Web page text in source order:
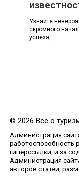
Узнайте
скромного
успеха,
© 2026 Все о
Администрация
работоспособность
гиперссылки, и за
Администрация
авторов статей,